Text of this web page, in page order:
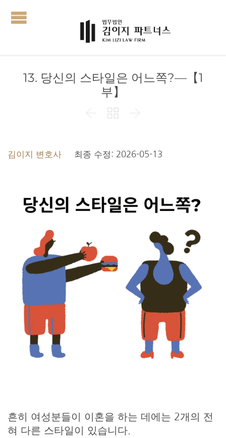
13. 당신의 스타일은 어느쪽?—【1
부】
  
김이지 변호사 최종 수정: 2026-05-13
흔히 여성분들이 이혼을 하는 데에는 2개의 전
혀 다른 스타일이 있습니다.